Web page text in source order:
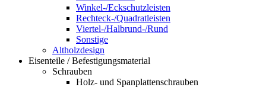
Winkel-/Eckschutzleisten
Rechteck-/Quadratleisten
Viertel-/Halbrund-/Rund
Sonstige
Altholzdesign
Eisenteile / Befestigungsmaterial
Schrauben
Holz- und Spanplattenschrauben